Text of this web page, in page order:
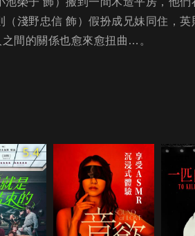
（淺野忠信 飾）假扮成兄妹同住，
間的關係也愈來愈扭曲…。
5.4